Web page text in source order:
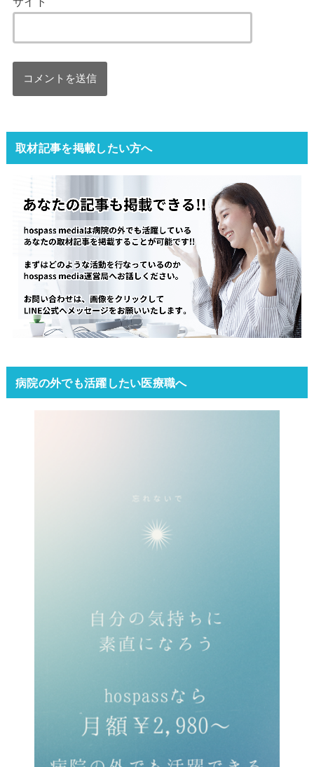
取材記事を掲載したい方へ
病院の外でも活躍したい医療職へ